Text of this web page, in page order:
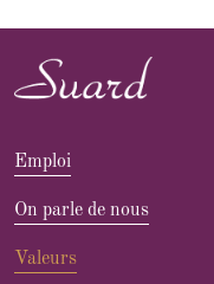
Emploi
On parle de nous
Valeurs